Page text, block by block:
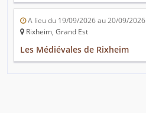
A lieu du 19/09/2026 au 20/09/2026
Rixheim, Grand Est
Les Médiévales de Rixheim